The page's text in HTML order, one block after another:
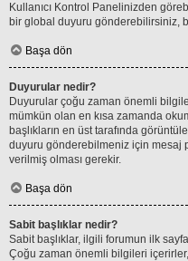
Kullanıcı Kontrol Panelinizden
bir global duyuru gönderebilirsiniz,
Başa dön
Duyurular nedir?
Duyurular çoğu zaman önemli
mümkün olan en kısa zamanda
başlıkların en üst tarafında
duyuru gönderebilmeniz için mesaj
verilmiş olması gerekir.
Başa dön
Sabit başlıklar nedir?
Sabit başlıklar, ilgili forumun ilk
Çoğu zaman önemli bilgileri